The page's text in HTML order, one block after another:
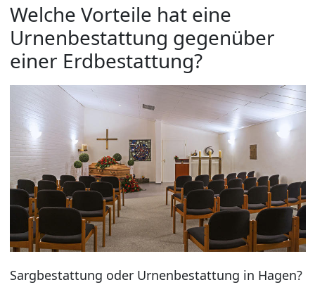
Welche Vorteile hat eine
Urnenbestattung gegenüber
einer Erdbestattung?
Sargbestattung oder Urnenbestattung in Hagen?